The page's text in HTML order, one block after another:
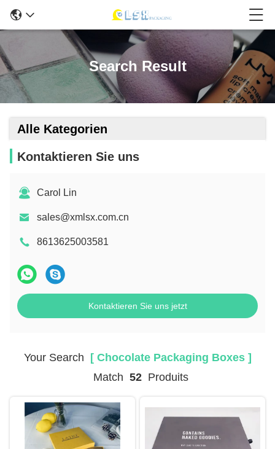
Search Result
Alle Kategorien
Kontaktieren Sie uns
Carol Lin
sales@xmlsx.com.cn
8613625003581
Kontaktieren Sie uns jetzt
Your Search [ Chocolate Packaging Boxes ]
Match 52Produits